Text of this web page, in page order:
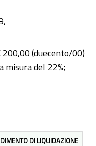
(duecento/00)
misura del 22%;
DI LIQUIDAZIONE